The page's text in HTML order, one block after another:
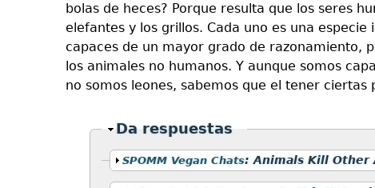
bolas de heces? Porque resulta que los seres
elefantes y los grillos. Cada uno es una
capaces de un mayor grado de razonamiento,
los animales no humanos. Y aunque somos
no somos leones, sabemos que el tener
Ocultar
Da respuestas
Mostrar
SPOMM Vegan Chats:Animals Kill Other